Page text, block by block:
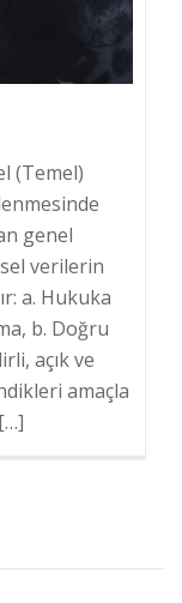
(Temel)
genel
verilerin
a. Hukuka
b. Doğru
açık ve
amaçla